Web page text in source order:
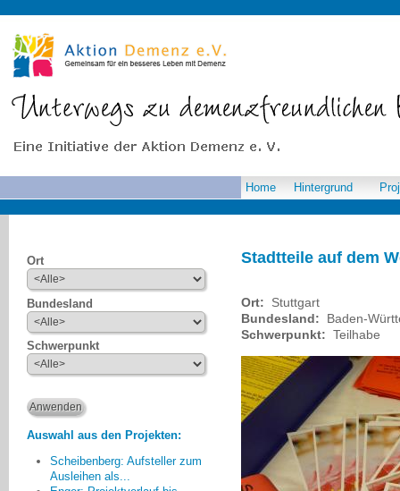
Stadtteile auf dem
Ort:
Stuttgart
Bundesland:
Baden-
Schwerpunkt: Teilhabe
Home Hintergrund
Ort
Bundesland
Schwerpunkt
Auswahl aus den Projekten:
Scheibenberg: Aufsteller zum
Ausleihen als...